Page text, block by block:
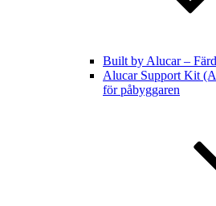
Built by Alucar –
Alucar Support Kit
för påbyggaren